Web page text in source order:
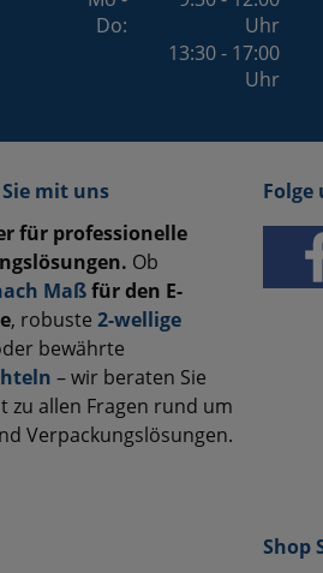
Do:
Uhr
13:30 - 17:00
Uhr
mit uns
für professionelle
Ob
Maßfür den E-
, robuste 2-wellige
bewährte
– wir beraten Sie
zu allen Fragen rund um
Verpackungslösungen.
Folge
Shop